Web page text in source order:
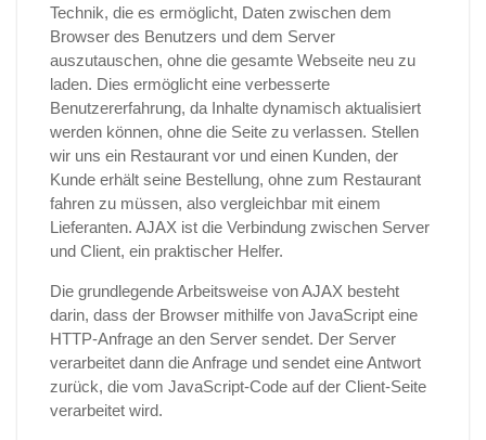
Technik, die es ermöglicht, Daten zwischen dem
Browser des Benutzers und dem Server
auszutauschen, ohne die gesamte Webseite neu zu
laden. Dies ermöglicht eine verbesserte
Benutzererfahrung, da Inhalte dynamisch aktualisiert
werden können, ohne die Seite zu verlassen. Stellen
wir uns ein Restaurant vor und einen Kunden, der
Kunde erhält seine Bestellung, ohne zum Restaurant
fahren zu müssen, also vergleichbar mit einem
Lieferanten. AJAX ist die Verbindung zwischen Server
und Client, ein praktischer Helfer.
Die grundlegende Arbeitsweise von AJAX besteht
darin, dass der Browser mithilfe von JavaScript eine
HTTP-Anfrage an den Server sendet. Der Server
verarbeitet dann die Anfrage und sendet eine Antwort
zurück, die vom JavaScript-Code auf der Client-Seite
verarbeitet wird.